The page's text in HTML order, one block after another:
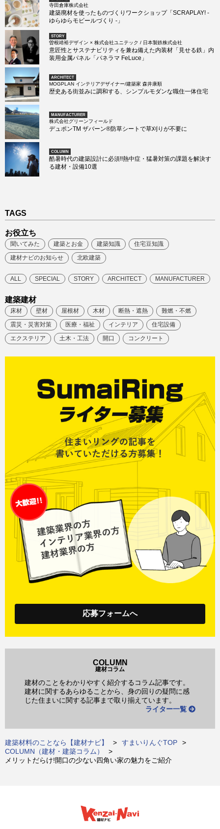
寺田倉庫株式会社
建築廃材を使ったものづくりワークショップ「SCRAPLAY! -
ゆらゆらモビールづくり -」
STORY
曽根靖裕デザイン × 株式会社ユニテック / 日本製鉄株式会社
意匠性とサステナビリティを兼ね備えた内装材「見せる鉄」内
装用金属パネル「パネラマ FeLuce」
ARCHITECT
MOGPLAN インテリアデザイナー/建築家 森井康順
歴史ある街並みに調和する、シンプルモダンな職住一体住宅
MANUFACTURER
株式会社グリーンフィールド
デュポンTM ザバーン®防草シートで草刈りが不要に
COLUMN
酷暑時代の建築設計に必須!!熱中症・猛暑対策の課題を解決す
る建材・設備10選
TAGS
お役立ち
聞いてみた 建築とお金 建築知識
住宅豆知識
建材ナビのお知らせ
北欧建築
ALL SPECIAL STORY ARCHITECT MANUFACTURER
建築建材
床材 壁材 屋根材 木材 断熱・遮熱
難燃・不燃
震災・災害対策
医療・福祉 インテリア
住宅設備
エクステリア
土木・工法 開口 コンクリート
応募フォームへ
COLUMN
建材コラム
建材のことをわかりやすく紹介するコラム記事です。
建材に関するあらゆることから、身の回りの疑問に感
じた住まいに関する記事まで取り揃えています。
ライター一覧
建築材料のことなら【建材ナビ】
すまいりんぐTOP
COLUMN（建材・建築コラム）
メリットだらけ!開口の少ない四角い家の魅力をご紹介